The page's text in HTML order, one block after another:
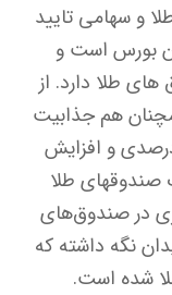
و سهامی تایید
بورس است و
طلا دارد. از
هم جذابیت
و افزایش
طلا
در صندوق‌های
نگه داشته که
شده است.